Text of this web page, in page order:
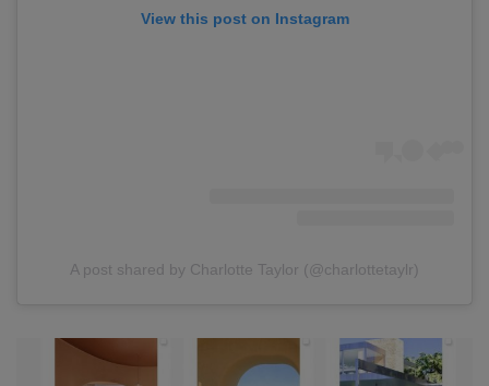
View this post on Instagram
A post shared by Charlotte Taylor (@charlottetaylr)